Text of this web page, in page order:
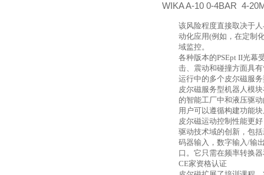
WIKA A-10 0-4BAR 4-
该风险程度直接取决于
动化应用(例如，在定制
域监控。
各种版本的PSEpt II光幕
击、震动和碰撞方面具
运行中的多个皮尔磁服
皮尔磁服务型机器人模
的智能工厂中和液压驱
用户可以遵循构建功能
皮尔磁运动控制性能更
驱动技术域的创新，包
码器输入，数字输入/输
口。它只需在频率转换
CE家资格认证